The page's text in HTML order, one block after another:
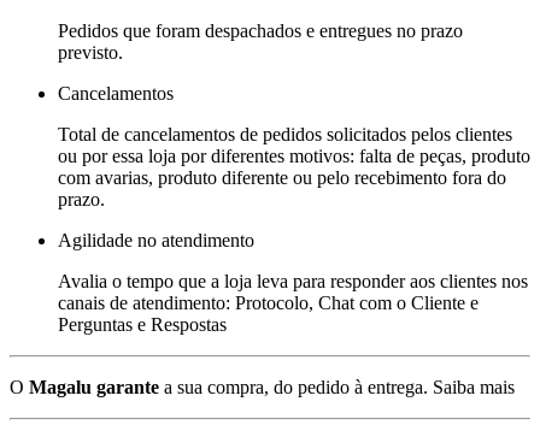
Pedidos que foram despachados e entregues no prazo
previsto.
Cancelamentos
Total de cancelamentos de pedidos solicitados pelos clientes
ou por essa loja por diferentes motivos: falta de peças, produto
com avarias, produto diferente ou pelo recebimento fora do
prazo.
Agilidade no atendimento
Avalia o tempo que a loja leva para responder aos clientes nos
canais de atendimento: Protocolo, Chat com o Cliente e
Perguntas e Respostas
O Magalu garante a sua compra, do pedido à entrega. Saiba mais